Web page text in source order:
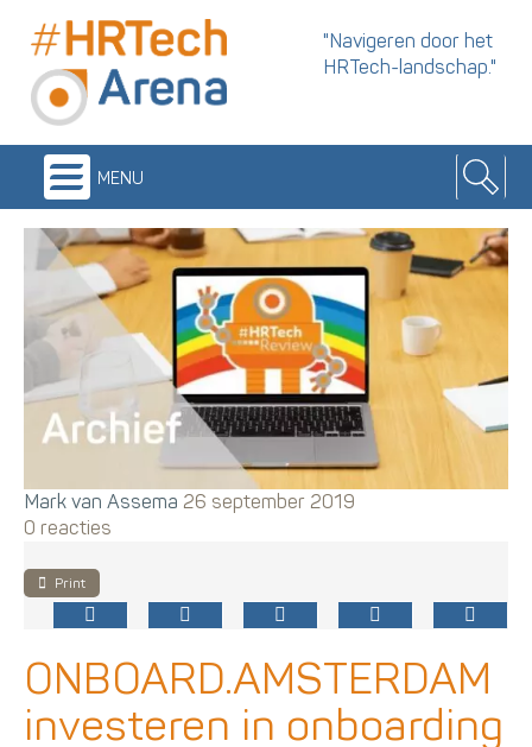
"Navigeren door het
HRTech-landschap."
menu
Mark van Assema 26 september 2019
0 reacties
Print
ONBOARD.AMSTERDAM
investeren in onboarding